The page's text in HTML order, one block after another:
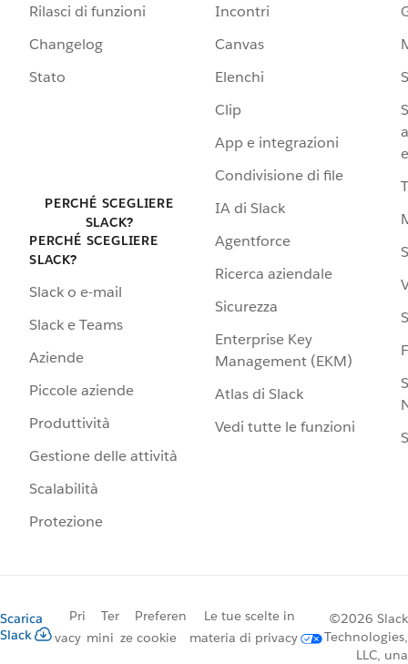
Rilasci di funzioni
Changelog
Stato
PERCHÉ SCEGLIERE
SLACK?
PERCHÉ SCEGLIERE
SLACK?
Slack o e-mail
Slack e Teams
Aziende
Piccole aziende
Produttività
Gestione delle attività
Scalabilità
Protezione
Incontri
Canvas
Elenchi
Clip
App e integrazioni
Condivisione di file
IA di Slack
Agentforce
Ricerca aziendale
Sicurezza
Enterprise Key
Management (EKM)
Atlas di Slack
Vedi tutte le funzioni
Scarica
Slack
Pri
vacy
Ter
mini
Preferen
ze cookie
Le tue scelte in
materia di privacy
©2026 Slack
Technologies,
LLC, una